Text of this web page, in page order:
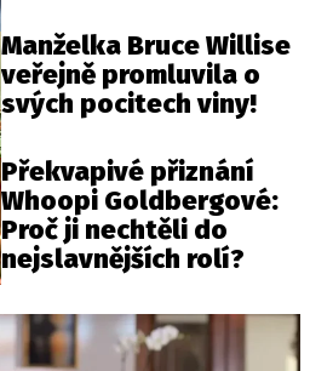
Manželka Bruce Willise
veřejně promluvila o
svých pocitech viny!
Překvapivé přiznání
Whoopi Goldbergové:
Proč ji nechtěli do
nejslavnějších rolí?